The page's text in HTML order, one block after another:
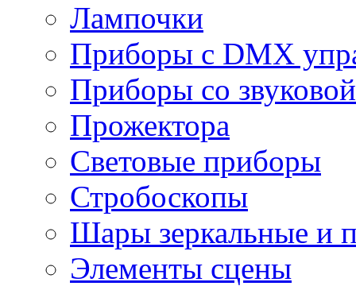
Лампочки
Приборы с DMX
Приборы со
Прожектора
Световые приборы
Стробоскопы
Шары зеркальные и
Элементы сцены